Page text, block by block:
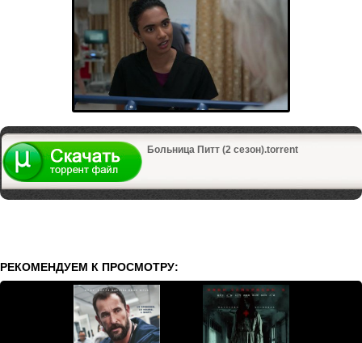
Больница Питт (2 сезон).torrent
РЕКОМЕНДУЕМ К ПРОСМОТРУ: